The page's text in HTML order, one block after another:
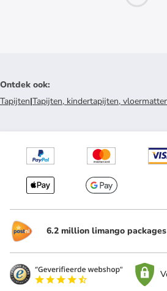
Ontdek ook:
Tapijten|Tapijten, kindertapijten,
6.2 million limango